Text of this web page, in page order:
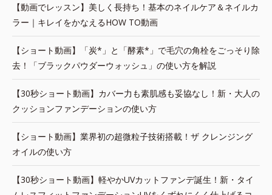
【動画でレッスン】美しく長持ち！基本のネイルケア＆ネイルカ
ラー｜キレイをかなえるHOW TO動画
【ショート動画】「炭*」と「酵素*」で毛穴の角栓をごっそり除
去！「ブラックパウダーウォッシュ」の使い方を解説
【30秒ショート動画】カバー力も素肌感も妥協なし！新・大人の
クッションファンデーションの使い方
【ショート動画】業界初の超微粒子技術搭載！ザ クレンジング
オイルの使い方
【30秒ショート動画】軽やかUVカットファンデ誕生！新・タイ